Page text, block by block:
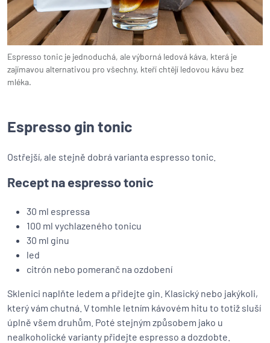
Espresso tonic je jednoduchá, ale výborná ledová káva, která je
zajímavou alternativou pro všechny, kteří chtějí ledovou kávu bez
mléka.
Espresso gin tonic
Ostřejší, ale stejně dobrá varianta espresso tonic.
Recept na espresso tonic
30 ml espressa
100 ml vychlazeného tonicu
30 ml ginu
led
citrón nebo pomeranč na ozdobení
Sklenici naplňte ledem a přidejte gin. Klasický nebo jakýkoli,
který vám chutná. V tomhle letním kávovém hitu to totiž sluší
úplně všem druhům. Poté stejným způsobem jako u
nealkoholické varianty přidejte espresso a dozdobte.